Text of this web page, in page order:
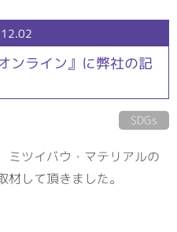
ンライン』に弊社の記
SDGs
ミツイバウ・マテリアルの
して頂きました。